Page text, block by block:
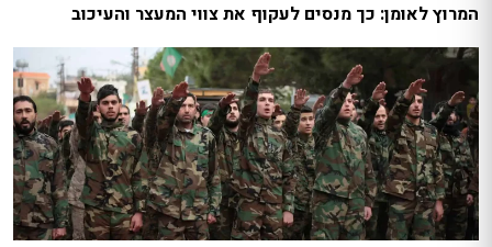
המרוץ לאומן: כך מנסים לעקוף את צווי המעצר והעיכוב